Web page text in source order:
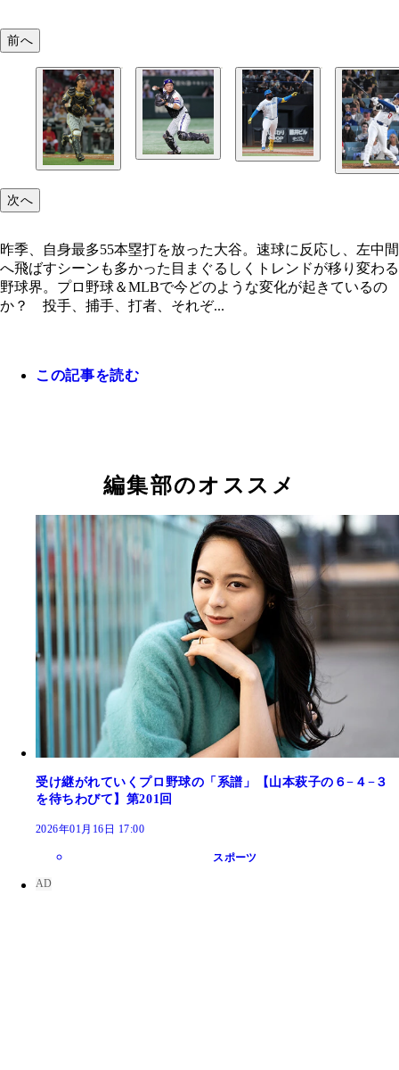
昨季、スタメンマスクをかぶって阪神をリーグ優
前へ
次へ
昨季、自身最多55本塁打を放った大谷。速球に反応し、左中間
へ飛ばすシーンも多かった目まぐるしくトレンドが移り変わる
野球界。プロ野球＆MLBで今どのような変化が起きているの
か？ 投手、捕手、打者、それぞ...
この記事を読む
編集部のオススメ
受け継がれていくプロ野球の「系譜」【山本萩子の６−４−３
を待ちわびて】第201回
2026年01月16日 17:00
スポーツ